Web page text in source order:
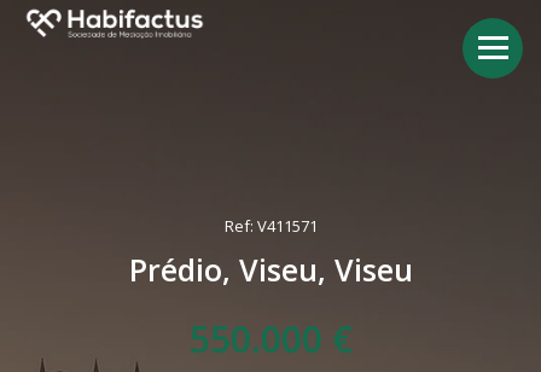
Ref: V411571
Prédio, Viseu, Viseu
550.000 €